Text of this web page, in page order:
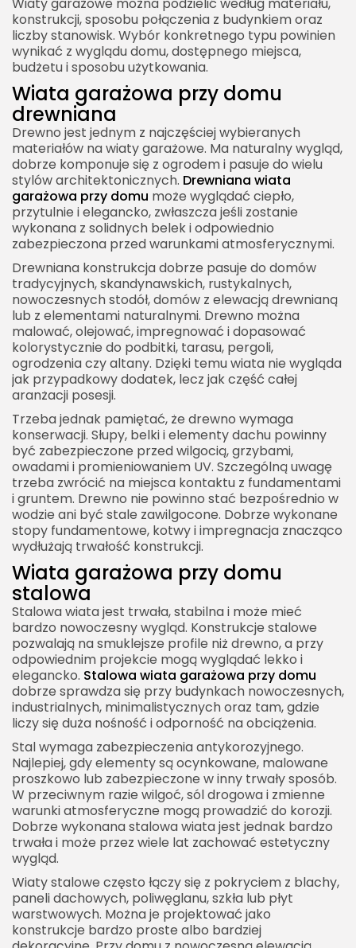
konstrukcji, sposobu połączenia z budynkiem oraz
liczby stanowisk. Wybór konkretnego typu powinien
wynikać z wyglądu domu, dostępnego miejsca,
budżetu i sposobu użytkowania.
Wiata garażowa przy domu
drewniana
Drewno jest jednym z najczęściej wybieranych
materiałów na wiaty garażowe. Ma naturalny wygląd,
dobrze komponuje się z ogrodem i pasuje do wielu
stylów architektonicznych. Drewniana wiata
garażowa przy domu może wyglądać ciepło,
przytulnie i elegancko, zwłaszcza jeśli zostanie
wykonana z solidnych belek i odpowiednio
zabezpieczona przed warunkami atmosferycznymi.
Drewniana konstrukcja dobrze pasuje do domów
tradycyjnych, skandynawskich, rustykalnych,
nowoczesnych stodół, domów z elewacją drewnianą
lub z elementami naturalnymi. Drewno można
malować, olejować, impregnować i dopasować
kolorystycznie do podbitki, tarasu, pergoli,
ogrodzenia czy altany. Dzięki temu wiata nie wygląda
jak przypadkowy dodatek, lecz jak część całej
aranżacji posesji.
Trzeba jednak pamiętać, że drewno wymaga
konserwacji. Słupy, belki i elementy dachu powinny
być zabezpieczone przed wilgocią, grzybami,
owadami i promieniowaniem UV. Szczególną uwagę
trzeba zwrócić na miejsca kontaktu z fundamentami
i gruntem. Drewno nie powinno stać bezpośrednio w
wodzie ani być stale zawilgocone. Dobrze wykonane
stopy fundamentowe, kotwy i impregnacja znacząco
wydłużają trwałość konstrukcji.
Wiata garażowa przy domu
stalowa
Stalowa wiata jest trwała, stabilna i może mieć
bardzo nowoczesny wygląd. Konstrukcje stalowe
pozwalają na smuklejsze profile niż drewno, a przy
odpowiednim projekcie mogą wyglądać lekko i
elegancko. Stalowa wiata garażowa przy domu
dobrze sprawdza się przy budynkach nowoczesnych,
industrialnych, minimalistycznych oraz tam, gdzie
liczy się duża nośność i odporność na obciążenia.
Stal wymaga zabezpieczenia antykorozyjnego.
Najlepiej, gdy elementy są ocynkowane, malowane
proszkowo lub zabezpieczone w inny trwały sposób.
W przeciwnym razie wilgoć, sól drogowa i zmienne
warunki atmosferyczne mogą prowadzić do korozji.
Dobrze wykonana stalowa wiata jest jednak bardzo
trwała i może przez wiele lat zachować estetyczny
wygląd.
Wiaty stalowe często łączy się z pokryciem z blachy,
paneli dachowych, poliwęglanu, szkła lub płyt
warstwowych. Można je projektować jako
konstrukcje bardzo proste albo bardziej